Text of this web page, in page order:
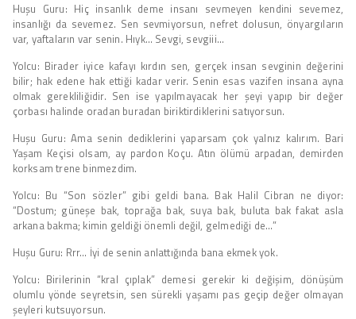
Huşu Guru: Hiç insanlık deme insanı sevmeyen kendini sevemez,
insanlığı da sevemez. Sen sevmiyorsun, nefret dolusun, önyargıların
var, yaftaların var senin. Hıyk… Sevgi, sevgiii…
Yolcu: Birader iyice kafayı kırdın sen, gerçek insan sevginin değerini
bilir; hak edene hak ettiği kadar verir. Senin esas vazifen insana ayna
olmak gerekliliğidir. Sen ise yapılmayacak her şeyi yapıp bir değer
çorbası halinde oradan buradan biriktirdiklerini satıyorsun.
Huşu Guru: Ama senin dediklerini yaparsam çok yalnız kalırım. Bari
Yaşam Keçisi olsam, ay pardon Koçu. Atın ölümü arpadan, demirden
korksam trene binmezdim.
Yolcu: Bu “Son sözler” gibi geldi bana. Bak Halil Cibran ne diyor:
“Dostum; güneşe bak, toprağa bak, suya bak, buluta bak fakat asla
arkana bakma; kimin geldiği önemli değil, gelmediği de…”
Huşu Guru: Rrr… İyi de senin anlattığında bana ekmek yok.
Yolcu: Birilerinin “kral çıplak” demesi gerekir ki değişim, dönüşüm
olumlu yönde seyretsin, sen sürekli yaşamı pas geçip değer olmayan
şeyleri kutsuyorsun.